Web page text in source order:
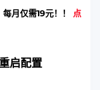
月仅需19元！！ 点
启配置